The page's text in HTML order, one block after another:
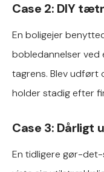
Case 2: DIY
En boligejer
bobledannelser ved
tagrens. Blev udført
holder stadig efter
Case 3: Dårligt
En tidligere gør-